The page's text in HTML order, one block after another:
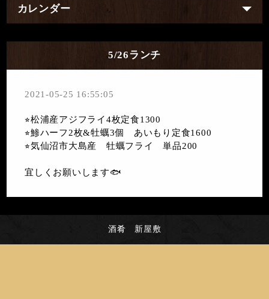
カレンダー
5/26ランチ
2021-05-25 16:55:05
⭐︎松浦産アジフライ4枚定食1300
⭐︎鯵ハーフ2枚&牡蠣3個 あいもり定食1600
⭐︎気仙沼市大島産 牡蠣フライ 単品200
宜しくお願いします🐟
酒肴 新屋敷